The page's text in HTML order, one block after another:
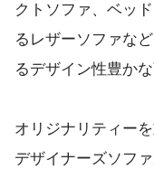
クトソファ、ベッ
るレザーソファな
るデザイン性豊か
オリジナリティー
デザイナーズソファ